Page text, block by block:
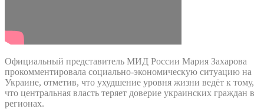
Официальный представитель МИД России Мария Захарова
прокомментировала социально-экономическую ситуацию на
Украине, отметив, что ухудшение уровня жизни ведёт к тому,
что центральная власть теряет доверие украинских граждан в
регионах.